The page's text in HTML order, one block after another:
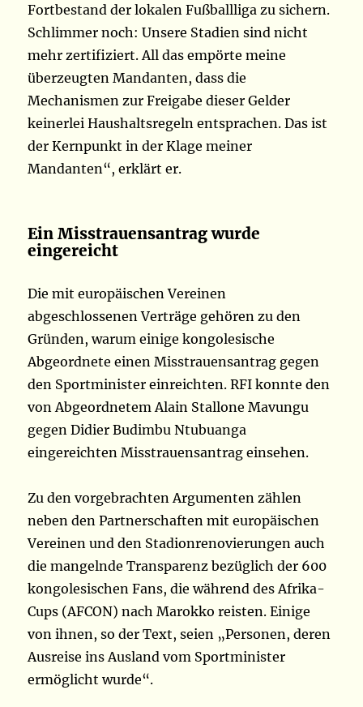
Fortbestand der lokalen Fußballliga zu sichern.
Schlimmer noch: Unsere Stadien sind nicht
mehr zertifiziert. All das empörte meine
überzeugten Mandanten, dass die
Mechanismen zur Freigabe dieser Gelder
keinerlei Haushaltsregeln entsprachen. Das ist
der Kernpunkt in der Klage meiner
Mandanten“, erklärt er.
Ein Misstrauensantrag wurde
eingereicht
Die mit europäischen Vereinen
abgeschlossenen Verträge gehören zu den
Gründen, warum einige kongolesische
Abgeordnete einen Misstrauensantrag gegen
den Sportminister einreichten. RFI konnte den
von Abgeordnetem Alain Stallone Mavungu
gegen Didier Budimbu Ntubuanga
eingereichten Misstrauensantrag einsehen.
Zu den vorgebrachten Argumenten zählen
neben den Partnerschaften mit europäischen
Vereinen und den Stadionrenovierungen auch
die mangelnde Transparenz bezüglich der 600
kongolesischen Fans, die während des Afrika-
Cups (AFCON) nach Marokko reisten. Einige
von ihnen, so der Text, seien „Personen, deren
Ausreise ins Ausland vom Sportminister
ermöglicht wurde“.